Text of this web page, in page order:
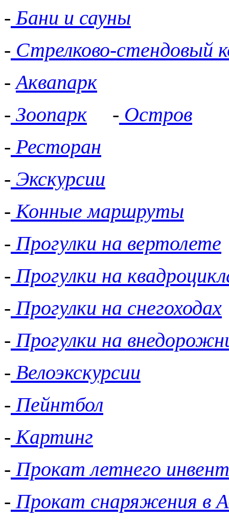
- Бани и сауны
- Стрелково-стендовый
-Аквапарк
- Зоопарк - Остров
- Ресторан
- Экскурсии
- Конные маршруты
- Прогулки на вертолете
- Прогулки на
- Прогулки на снегоходах
- Прогулки на
- Велоэкскурсии
- Пейнтбол
- Картинг
- Прокат летнего
- Прокат снаряжения в